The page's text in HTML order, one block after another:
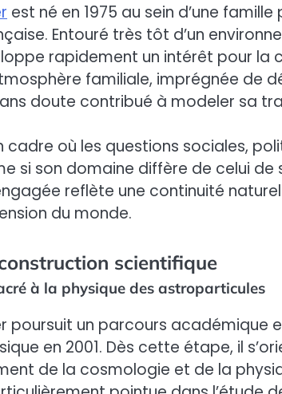
est né en 1975 au sein d’une
Entouré très tôt d’un
rapidement un intérêt pour la
familiale, imprégnée de
doute contribué à modeler sa
cadre où les questions sociales,
si son domaine diffère de celui de
reflète une continuité
du monde.
scientifique
à la physique des astroparticules
poursuit un parcours académique
en 2001. Dès cette étape, il
de la cosmologie et de la